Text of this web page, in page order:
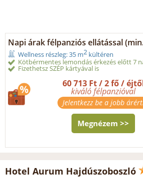
Napi árak félpanziós ellátással
Wellness részleg: 35 m2 kültéren
Kötbérmentes lemondás érkezés előtt 7
Fizethetsz SZÉP kártyával is
60 713 Ft / 2 fő /
kiváló félpanzióval
Jelentkezz be a jobb
Megnézem >>
Hotel Aurum Hajdúszoboszló